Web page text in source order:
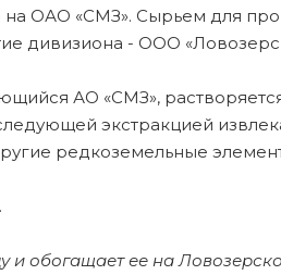
ОАО «СМЗ». Сырьем для
дивизиона - ООО
АО «СМЗ»,
экстракцией
редкоземельные
обогащает ее на